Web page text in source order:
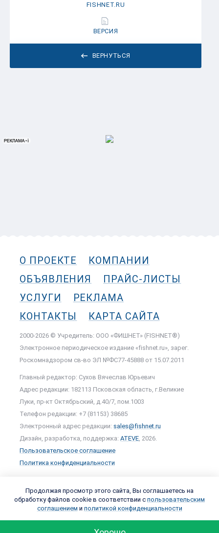
ВЕРНУТЬСЯ
FISHNET.RU
ВЕРСИЯ
О ПРОЕКТЕ
КОМПАНИИ
ОБЪЯВЛЕНИЯ
ПРАЙС-ЛИСТЫ
УСЛУГИ
РЕКЛАМА
КОНТАКТЫ
КАРТА САЙТА
2000-2026 © Учредитель: ООО «ФИШНЕТ» (FISHNET®)
Электронное периодическое издание «fishnet.ru», зарег.
Роскомнадзором cв-во ЭЛ №ФС77-45888 от 15.07.2011
Главный редактор: Сухов Вячеслав Юрьевич
Адрес редакции: 182113 Псковская область, г.Великие
Луки, пр-кт Октябрьский, д.40/7, пом.1003
Телефон редакции: +7 (81153) 38685
Электронный адрес редакции: sales@fishnet.ru
Дизайн, разработка, поддержка: ATEVE , 2026.
Пользовательское соглашение
Политика конфиденциальности
Продолжая просмотр этого сайта, Вы соглашаетесь на
обработку файлов cookie в соответствии с пользовательским
соглашением и политикой конфиденциальности